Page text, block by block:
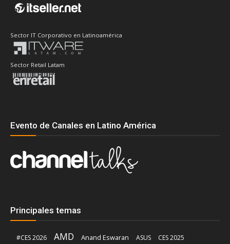
Sector IT Corporativo en Latinoamérica
Sector Retail Latam
Evento de Canales en Latino América
Principales temas
#CES 2026 AMD Anand Eswaran ASUS
CES 2025